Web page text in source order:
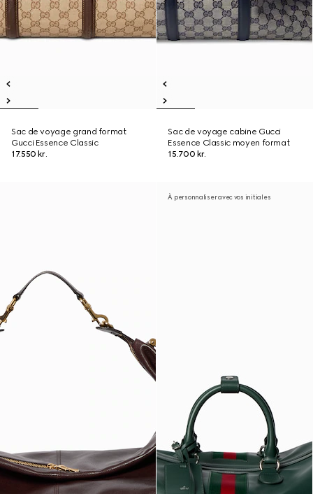
Sac de voyage grand format
Gucci Essence Classic
17.550 kr.
Sac de voyage cabine Gucci
Essence Classic moyen format
15.700 kr.
À personnaliser avec vos initiales